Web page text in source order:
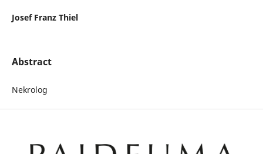
Josef Franz Thiel
Abstract
Nekrolog